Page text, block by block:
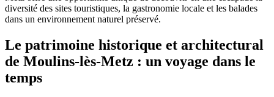
diversité des sites touristiques, la gastronomie locale et les balades
dans un environnement naturel préservé.
Le patrimoine historique et architectural
de Moulins-lès-Metz : un voyage dans le
temps